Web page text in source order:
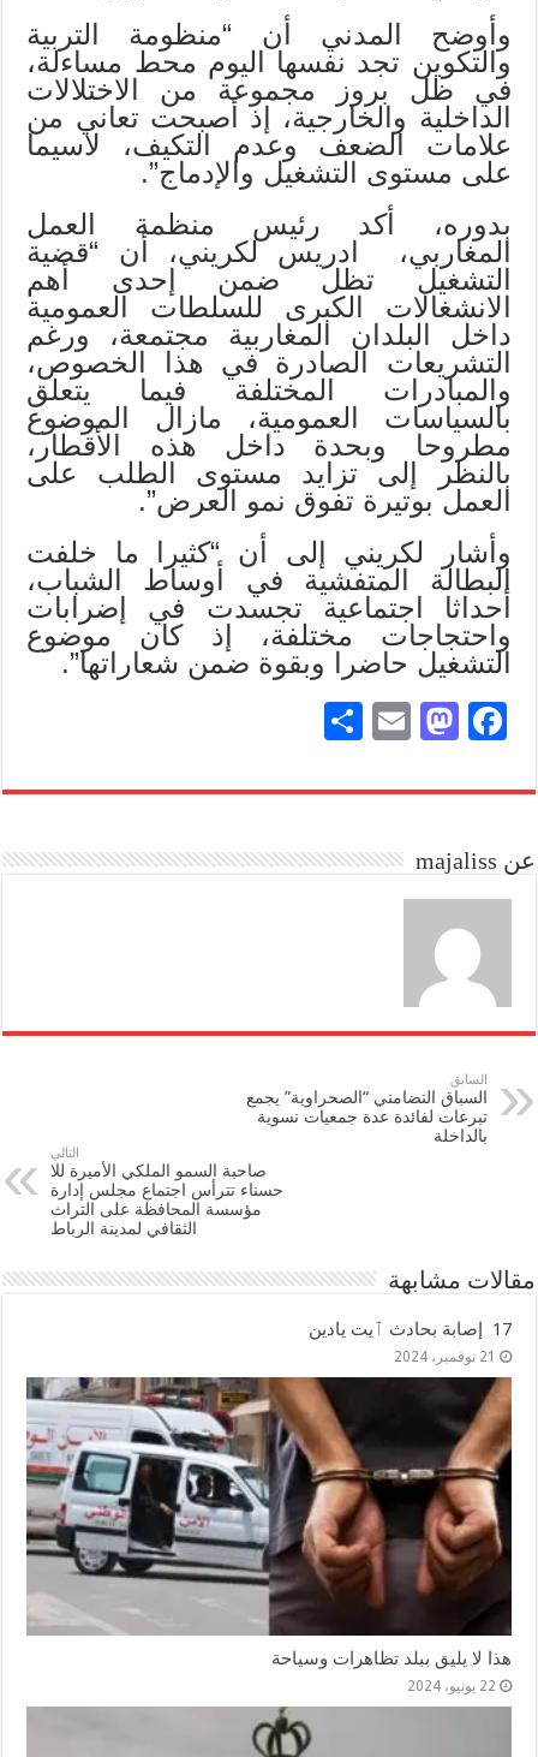
وأوضح المدني أن “منظومة التربية
والتكوين تجد نفسها اليوم محط مساءلة،
في ظل بروز مجموعة من الاختلالات
الداخلية والخارجية، إذ أصبحت تعاني من
علامات الضعف وعدم التكيف، لاسيما
على مستوى التشغيل والإدماج”.
بدوره، أكد رئيس منظمة العمل
المغاربي، ادريس لكريني، أن “قضية
التشغيل تظل ضمن إحدى أهم
الانشغالات الكبرى للسلطات العمومية
داخل البلدان المغاربية مجتمعة، ورغم
التشريعات الصادرة في هذا الخصوص،
والمبادرات المختلفة فيما يتعلق
بالسياسات العمومية، مازال الموضوع
مطروحا وبحدة داخل هذه الأقطار،
بالنظر إلى تزايد مستوى الطلب على
العمل بوتيرة تفوق نمو العرض”.
وأشار لكريني إلى أن “كثيرا ما خلفت
البطالة المتفشية في أوساط الشباب،
أحداثا اجتماعية تجسدت في إضرابات
واحتجاجات مختلفة، إذ كان موضوع
التشغيل حاضرا وبقوة ضمن شعاراتها”.
Fa
bo
M
to
n
E
ail
re
عن majaliss
السابق
السباق التضامني “الصحراوية” يجمع
تبرعات لفائدة عدة جمعيات نسوية
بالداخلة
التالي
صاحبة السمو الملكي الأميرة للا
حسناء تترأس اجتماع مجلس إدارة
مؤسسة المحافظة على التراث
الثقافي لمدينة الرباط
مقالات مشابهة
17 إصابة بحادث ٱيت يادين
21 نوفمبر، 2024
هذا لا يليق ببلد تظاهرات وسياحة
22 يونيو، 2024